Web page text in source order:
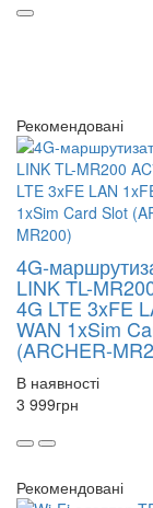
Рекомендовані
4G-
LINK TL-
4G LTE 3xFE
WAN 1xSim
(ARCHER-
В наявності
3 999грн
Рекомендовані